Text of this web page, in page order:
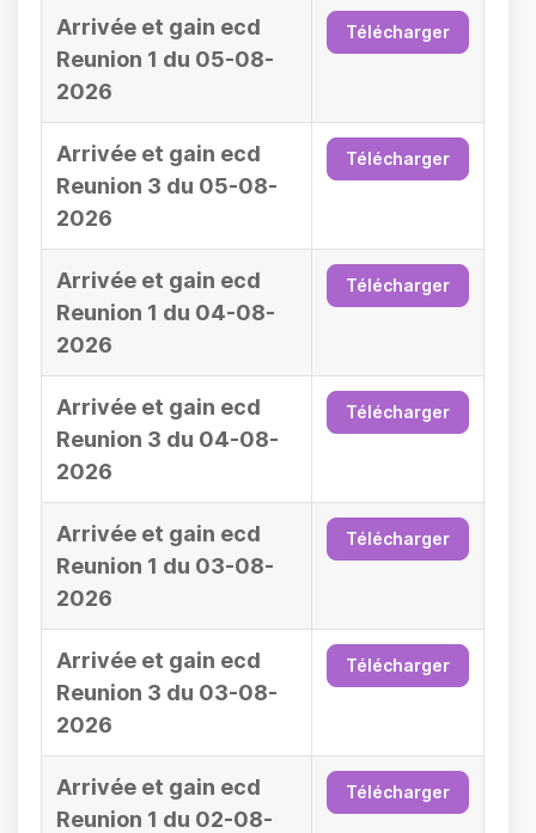
Arrivée et gain ecd
Reunion 1 du 05-08-
2026
Télécharger
Arrivée et gain ecd
Reunion 3 du 05-08-
2026
Télécharger
Arrivée et gain ecd
Reunion 1 du 04-08-
2026
Télécharger
Arrivée et gain ecd
Reunion 3 du 04-08-
2026
Télécharger
Arrivée et gain ecd
Reunion 1 du 03-08-
2026
Télécharger
Arrivée et gain ecd
Reunion 3 du 03-08-
2026
Télécharger
Arrivée et gain ecd
Reunion 1 du 02-08-
Télécharger